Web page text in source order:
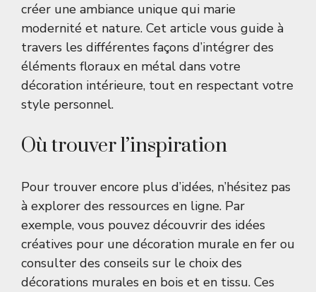
créer une ambiance unique qui marie
modernité et nature. Cet article vous guide à
travers les différentes façons d’intégrer des
éléments floraux en métal dans votre
décoration intérieure, tout en respectant votre
style personnel.
Où trouver l’inspiration
Pour trouver encore plus d’idées, n’hésitez pas
à explorer des ressources en ligne. Par
exemple, vous pouvez découvrir des idées
créatives pour une décoration murale en fer ou
consulter des conseils sur le choix des
décorations murales en bois et en tissu. Ces